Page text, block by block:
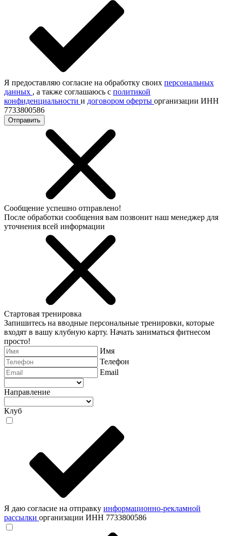
Я предоставляю согласие на обработку своих персональных
данных , а также соглашаюсь с политикой
конфиденциальности и договором оферты организации ИНН
7733800586
Отправить
Сообщение успешно отправлено!
После обработки сообщения вам позвонит наш менеджер для
уточнения всей информации
Стартовая тренировка
Запишитесь на вводные персональные тренировки, которые
входят в вашу клубную карту. Начать заниматься фитнесом
просто!
Имя
Телефон
Email
Направление
Клуб
Я даю согласие на отправку информационно-рекламной
рассылки организации ИНН 7733800586